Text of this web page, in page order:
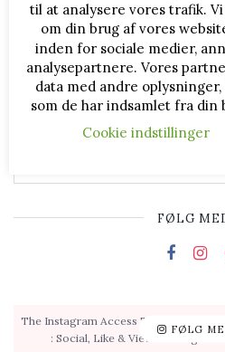
KAGER
Klassisk chokoladekage
Her i huset er denne her kage
plejer at have alle ingredienser på
FØLG
FØLG
The Instagram Access Token is
: Social, Like & View > Instagram
til at analysere vores trafik.
om din brug af vores
inden for sociale medier,
analysepartnere. Vores
data med andre
som de har indsamlet fra din
Cookie indstillinger